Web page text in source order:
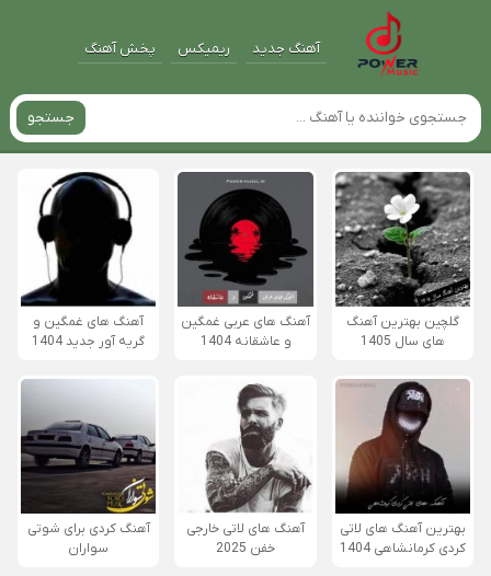
آهنگ جدید ریمیکس پخش آهنگ
جستجو
گلچین بهترین آهنگ
های سال 1405
آهنگ های عربی غمگین
و عاشقانه 1404
آهنگ های غمگین و
گریه آور جدید 1404
بهترین آهنگ های لاتی
کردی کرمانشاهی 1404
آهنگ های لاتی خارجی
خفن 2025
آهنگ کردی برای شوتی
سواران